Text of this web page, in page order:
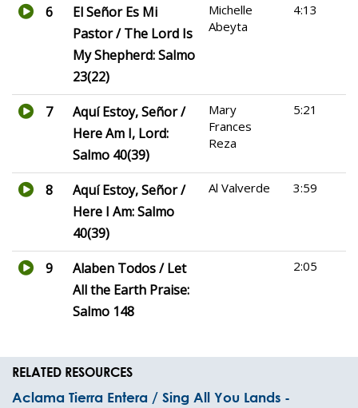
6
El Señor Es Mi
Pastor / The Lord Is
My Shepherd: Salmo
23(22)
Michelle
Abeyta
4:13
7
Aquí Estoy, Señor /
Here Am I, Lord:
Salmo 40(39)
Mary
Frances
Reza
5:21
8
Aquí Estoy, Señor /
Here I Am: Salmo
40(39)
Al Valverde 3:59
9
Alaben Todos / Let
All the Earth Praise:
Salmo 148
2:05
RELATED RESOURCES
Aclama Tierra Entera / Sing All You Lands -